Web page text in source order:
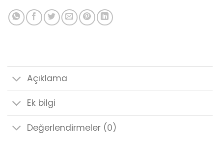
Açıklama
Ek bilgi
Değerlendirmeler (0)